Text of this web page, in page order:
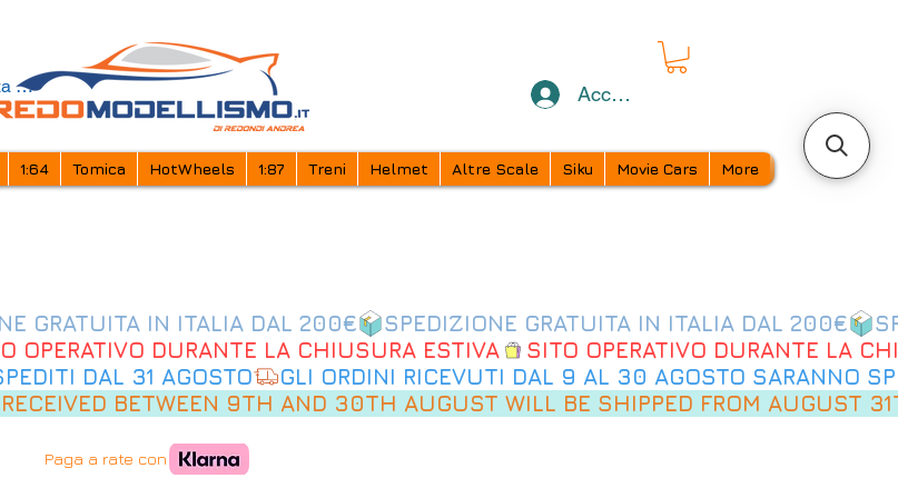
Visualizza punti Accedi
1:64 Tomica HotWheels 1:87 Treni Helmet Altre Scale Siku Movie Cars More
DAL 31 AGOSTO
BETWEEN 9TH AND 30TH AUGUST WILL BE SHIPPED FROM AUGUST
Paga a rate con